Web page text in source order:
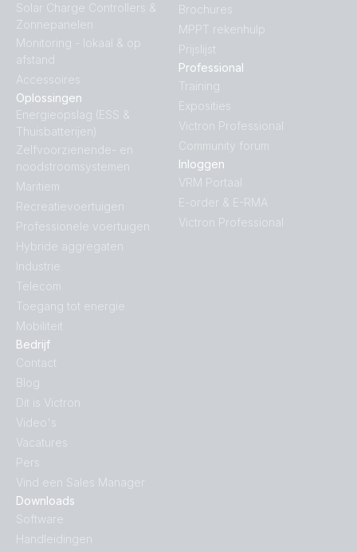
Solar Charge Controllers &
Zonnepanelen
Monitoring - lokaal & op
afstand
Accessoires
Downloads
Software
Handleidingen
Oplossingen
Energieopslag (ESS &
Thuisbatterijen)
Zelfvoorzienende- en
noodstroomsystemen
Maritiem
Recreatievoertuigen
Professionele voertuigen
Hybride aggregaten
Industrie
Telecom
Toegang tot energie
Mobiliteit
Bedrijf
Contact
Blog
Dit is Victron
Video's
Vacatures
Pers
Vind een Sales Manager
Brochures
MPPT rekenhulp
Prijslijst
Professional
Training
Exposities
Victron Professional
Community forum
Inloggen
VRM Portaal
E-order & E-RMA
Victron Professional